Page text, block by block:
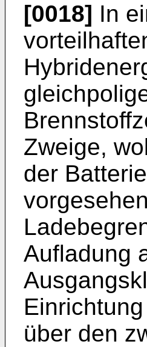
[0018] In
Zweige,
der
Aufladung
über den